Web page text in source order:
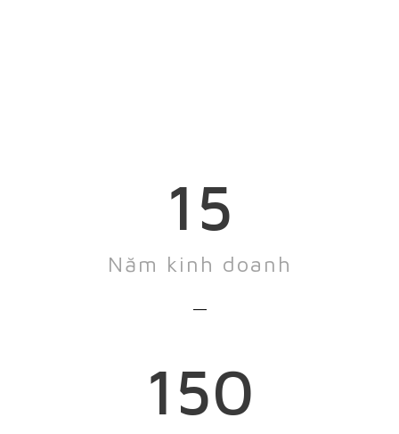
15
Năm kinh doanh
150